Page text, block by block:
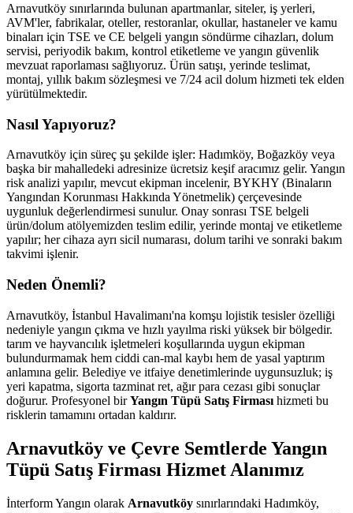
Arnavutköy sınırlarında bulunan apartmanlar, siteler, iş yerleri,
AVM'ler, fabrikalar, oteller, restoranlar, okullar, hastaneler ve kamu
binaları için TSE ve CE belgeli yangın söndürme cihazları, dolum
servisi, periyodik bakım, kontrol etiketleme ve yangın güvenlik
mevzuat raporlaması sağlıyoruz. Ürün satışı, yerinde teslimat,
montaj, yıllık bakım sözleşmesi ve 7/24 acil dolum hizmeti tek elden
yürütülmektedir.
Nasıl Yapıyoruz?
Arnavutköy için süreç şu şekilde işler: Hadımköy, Boğazköy veya
başka bir mahalledeki adresinize ücretsiz keşif aracımız gelir. Yangın
risk analizi yapılır, mevcut ekipman incelenir, BYKHY (Binaların
Yangından Korunması Hakkında Yönetmelik) çerçevesinde
uygunluk değerlendirmesi sunulur. Onay sonrası TSE belgeli
ürün/dolum atölyemizden teslim edilir, yerinde montaj ve etiketleme
yapılır; her cihaza ayrı sicil numarası, dolum tarihi ve sonraki bakım
takvimi işlenir.
Neden Önemli?
Arnavutköy, İstanbul Havalimanı'na komşu lojistik tesisler özelliği
nedeniyle yangın çıkma ve hızlı yayılma riski yüksek bir bölgedir.
tarım ve hayvancılık işletmeleri koşullarında uygun ekipman
bulundurmamak hem ciddi can-mal kaybı hem de yasal yaptırım
anlamına gelir. Belediye ve itfaiye denetimlerinde uygunsuzluk; iş
yeri kapatma, sigorta tazminat ret, ağır para cezası gibi sonuçlar
doğurur. Profesyonel birYangın Tüpü Satış Firması hizmeti bu
risklerin tamamını ortadan kaldırır.
Arnavutköy ve Çevre Semtlerde Yangın
Tüpü Satış Firması Hizmet Alanımız
İnterform Yangın olarak Arnavutköy sınırlarındaki Hadımköy,